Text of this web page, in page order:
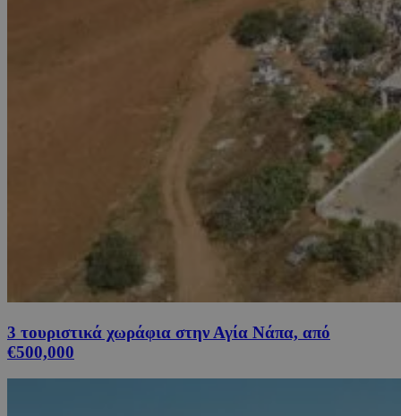
3 τουριστικά χωράφια στην Αγία Νάπα, από
€500,000